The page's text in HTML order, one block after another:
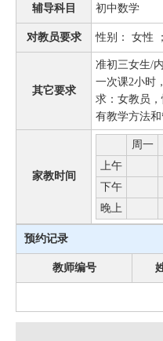
辅导科目 初中数学
对教员要求 性别： 女性
其它要求
准初三女生/
一次课2小时
求：女教员
有教学方法
家教时间
周一
上午
下午
晚上
预约记录
教师编号